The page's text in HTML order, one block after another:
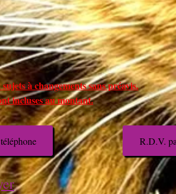
à changements sans préavis.
incluses au montant.
R.D.V.